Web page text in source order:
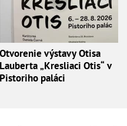
Otvorenie výstavy Otisa
Lauberta „Kresliaci Otis“ v
Pistoriho paláci